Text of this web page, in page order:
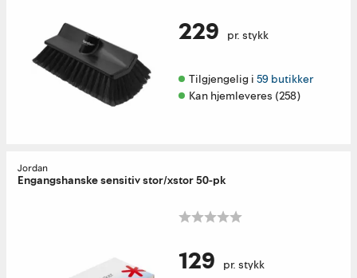
229 pr. stykk
Tilgjengelig i 59 butikker
Kan hjemleveres (258)
Jordan
Engangshanske sensitiv stor/xstor 50-pk
129 pr. stykk